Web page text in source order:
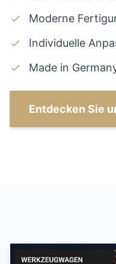
Moderne
Individuelle
Made in
Entdecken Sie